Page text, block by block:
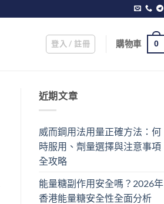
登入 / 註冊 購物車 0
近期文章
威而鋼用法用量正確方法：何
時服用、劑量選擇與注意事項
全攻略
能量糖副作用安全嗎？2026年
香港能量糖安全性全面分析